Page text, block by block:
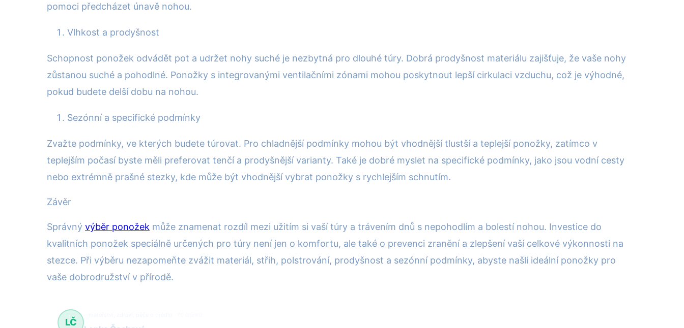
pomoci předcházet únavě nohou.
Vlhkost a prodyšnost
Schopnost ponožek odvádět pot a udržet nohy suché je nezbytná pro dlouhé túry. Dobrá prodyšnost materiálu zajišťuje, že vaše nohy
zůstanou suché a pohodlné. Ponožky s integrovanými ventilačními zónami mohou poskytnout lepší cirkulaci vzduchu, což je výhodné,
pokud budete delší dobu na nohou.
Sezónní a specifické podmínky
Zvažte podmínky, ve kterých budete túrovat. Pro chladnější podmínky mohou být vhodnější tlustší a teplejší ponožky, zatímco v
teplejším počasí byste měli preferovat tenčí a prodyšnější varianty. Také je dobré myslet na specifické podmínky, jako jsou vodní cesty
nebo extrémně prašné stezky, kde může být vhodnější vybrat ponožky s rychlejším schnutím.
Závěr
Správný výběr ponožek může znamenat rozdíl mezi užitím si vaší túry a trávením dnů s nepohodlím a bolestí nohou. Investice do
kvalitních ponožek speciálně určených pro túry není jen o komfortu, ale také o prevenci zranění a zlepšení vaší celkové výkonnosti na
stezce. Při výběru nezapomeňte zvážit materiál, střih, polstrování, prodyšnost a sezónní podmínky, abyste našli ideální ponožky pro
vaše dobrodružství v přírodě.
LČ